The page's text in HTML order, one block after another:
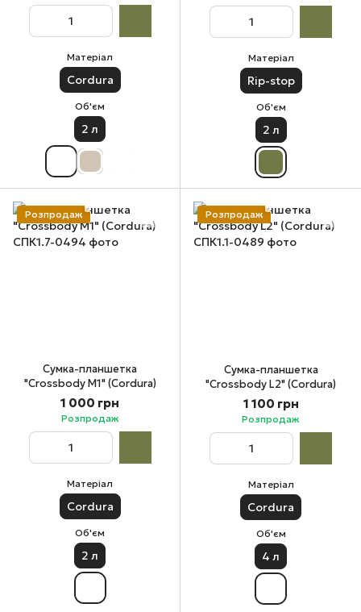
Матеріал
Cordura
Об'єм
2 л
Матеріал
Rip-stop
Об'єм
2 л
Розпродаж
Сумка-планшетка
"Crossbody М1" (Cordura)
1 000 грн
Розпродаж
Матеріал
Cordura
Об'єм
2 л
Розпродаж
Сумка-планшетка
"Crossbody L2" (Cordura)
1 100 грн
Розпродаж
Матеріал
Cordura
Об'єм
4 л